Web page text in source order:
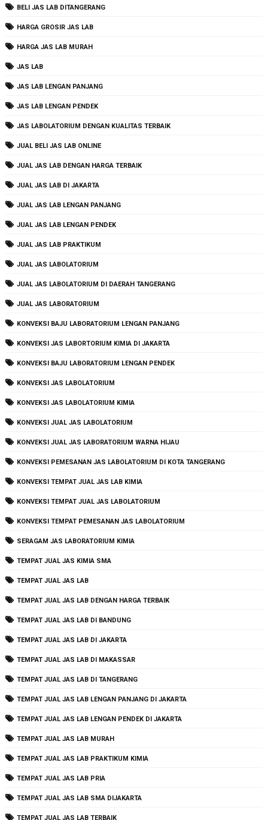
BELI JAS LAB DITANGERANG
HARGA GROSIR JAS LAB
HARGA JAS LAB MURAH
JAS LAB
JAS LAB LENGAN PANJANG
JAS LAB LENGAN PENDEK
JAS LABOLATORIUM DENGAN KUALITAS TERBAIK
JUAL BELI JAS LAB ONLINE
JUAL JAS LAB DENGAN HARGA TERBAIK
JUAL JAS LAB DI JAKARTA
JUAL JAS LAB LENGAN PANJANG
JUAL JAS LAB LENGAN PENDEK
JUAL JAS LAB PRAKTIKUM
JUAL JAS LABOLATORIUM
JUAL JAS LABOLATORIUM DI DAERAH TANGERANG
JUAL JAS LABORATORIUM
KONVEKSI BAJU LABORATORIUM LENGAN PANJANG
KONVEKSI JAS LABORTORIUM KIMIA DI JAKARTA
KONVEKSI BAJU LABORATORIUM LENGAN PENDEK
KONVEKSI JAS LABOLATORIUM
KONVEKSI JAS LABOLATORIUM KIMIA
KONVEKSI JUAL JAS LABOLATORIUM
KONVEKSI JUAL JAS LABORATORIUM WARNA HIJAU
KONVEKSI PEMESANAN JAS LABOLATORIUM DI KOTA TANGERANG
KONVEKSI TEMPAT JUAL JAS LAB KIMIA
KONVEKSI TEMPAT JUAL JAS LABOLATORIUM
KONVEKSI TEMPAT PEMESANAN JAS LABOLATORIUM
SERAGAM JAS LABORATORIUM KIMIA
TEMPAT JUAL JAS KIMIA SMA
TEMPAT JUAL JAS LAB
TEMPAT JUAL JAS LAB DENGAN HARGA TERBAIK
TEMPAT JUAL JAS LAB DI BANDUNG
TEMPAT JUAL JAS LAB DI JAKARTA
TEMPAT JUAL JAS LAB DI MAKASSAR
TEMPAT JUAL JAS LAB DI TANGERANG
TEMPAT JUAL JAS LAB LENGAN PANJANG DI JAKARTA
TEMPAT JUAL JAS LAB LENGAN PENDEK DI JAKARTA
TEMPAT JUAL JAS LAB MURAH
TEMPAT JUAL JAS LAB PRAKTIKUM KIMIA
TEMPAT JUAL JAS LAB PRIA
TEMPAT JUAL JAS LAB SMA DIJAKARTA
TEMPAT JUAL JAS LAB TERBAIK